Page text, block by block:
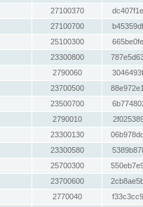
27100370
27100700
25100300
23300800
2790060
23700500
23500700
2790010
23300130
23300580
25700300
23700600
2770040